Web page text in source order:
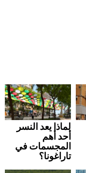
لماذا يعد النسر
أحد أهم
المجسمات في
تاراغونا؟